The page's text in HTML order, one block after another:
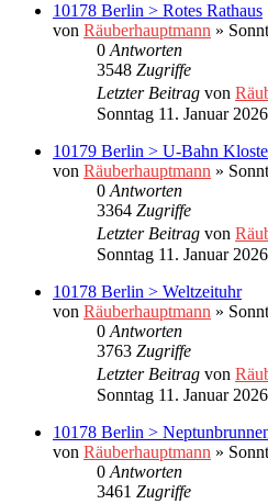
10178 Berlin > Rotes Rathaus
von Räuberhauptmann »
0 Antworten
3548 Zugriffe
Letzter Beitrag von
Sonntag 11. Januar
10179 Berlin > U-Bahn
von Räuberhauptmann »
0 Antworten
3364 Zugriffe
Letzter Beitrag von
Sonntag 11. Januar
10178 Berlin > Weltzeituhr
von Räuberhauptmann »
0 Antworten
3763 Zugriffe
Letzter Beitrag von
Sonntag 11. Januar
10178 Berlin >
von Räuberhauptmann »
0 Antworten
3461 Zugriffe